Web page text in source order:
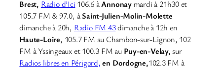
Brest, Radio d’Ici 106.6 àAnnonay mardi à 21h30 et
105.7 FM & 97.0, àSaint-Julien-Molin-Molette
dimanche à 20h, Radio FM 43dimanche à 12h en
Haute-Loire, 105.7 FM au Chambon-sur-Lignon, 102
FM à Yssingeaux et 100.3 FM au Puy-en-Velay,sur
Radios libres en Périgord, en Dordogne,102.3 FM à